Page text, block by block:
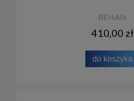
REHAN
410,00 zł
do koszyka